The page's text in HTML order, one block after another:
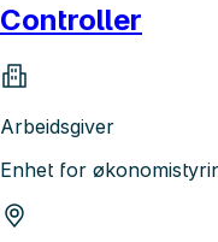
Controller
Arbeidsgiver
Enhet for